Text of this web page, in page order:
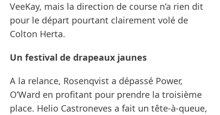
VeeKay, mais la direction de course n’a rien dit
pour le départ pourtant clairement volé de
Colton Herta.
Un festival de drapeaux jaunes
A la relance, Rosenqvist a dépassé Power,
O’Ward en profitant pour prendre la troisième
place. Helio Castroneves a fait un tête-à-queue,